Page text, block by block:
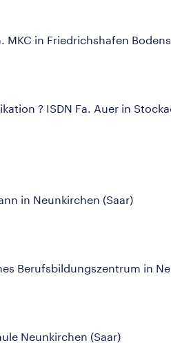
MKC in Friedrichshafen
? ISDN Fa. Auer in
in Neunkirchen (Saar)
Berufsbildungszentrum in
Neunkirchen (Saar)